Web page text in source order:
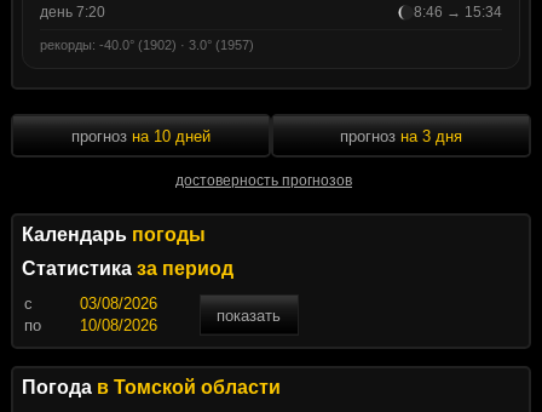
день 7:20
8:46 → 15:34
рекорды: -40.0° (1902) · 3.0° (1957)
прогноз на 10 дней
достоверность прогнозов
прогноз на 3 дня
Календарь погоды
Статистика за период
c
показать
по
Погода в Томской области